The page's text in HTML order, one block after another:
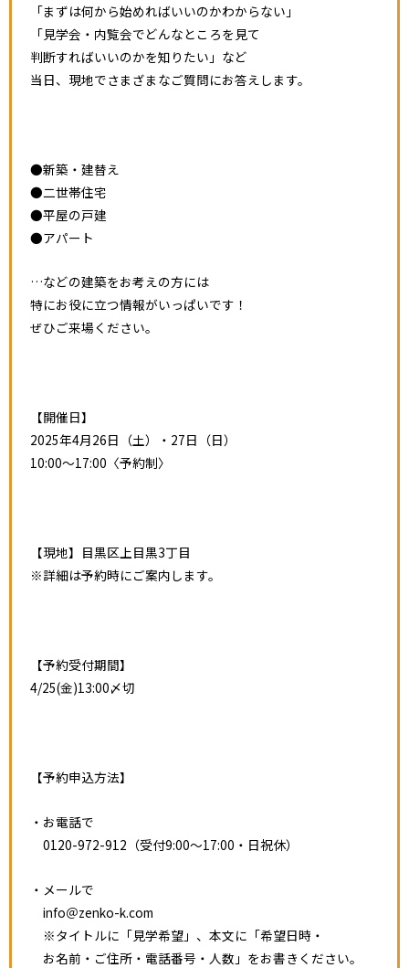
「まずは何から始めればいいのかわからない」
「見学会・内覧会でどんなところを見て
判断すればいいのかを知りたい」など
当日、現地でさまざまなご質問にお答えします。
●新築・建替え
●二世帯住宅
●平屋の戸建
●アパート
…などの建築をお考えの方には
特にお役に立つ情報がいっぱいです！
ぜひご来場ください。
【開催日】
2025年4月26日（土）・27日（日）
10:00～17:00〈予約制〉
【現地】目黒区上目黒3丁目
※詳細は予約時にご案内します。
【予約受付期間】
4/25(金)13:00〆切
【予約申込方法】
・お電話で
0120-972-912（受付9:00～17:00・日祝休）
・メールで
info＠zenko-k.com
※タイトルに「見学希望」、本文に「希望日時・
お名前・ご住所・電話番号・人数」をお書きください。